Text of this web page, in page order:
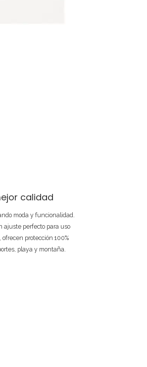
calidad
moda y funcionalidad.
ajuste perfecto para uso
protección 100%
playa y montaña.